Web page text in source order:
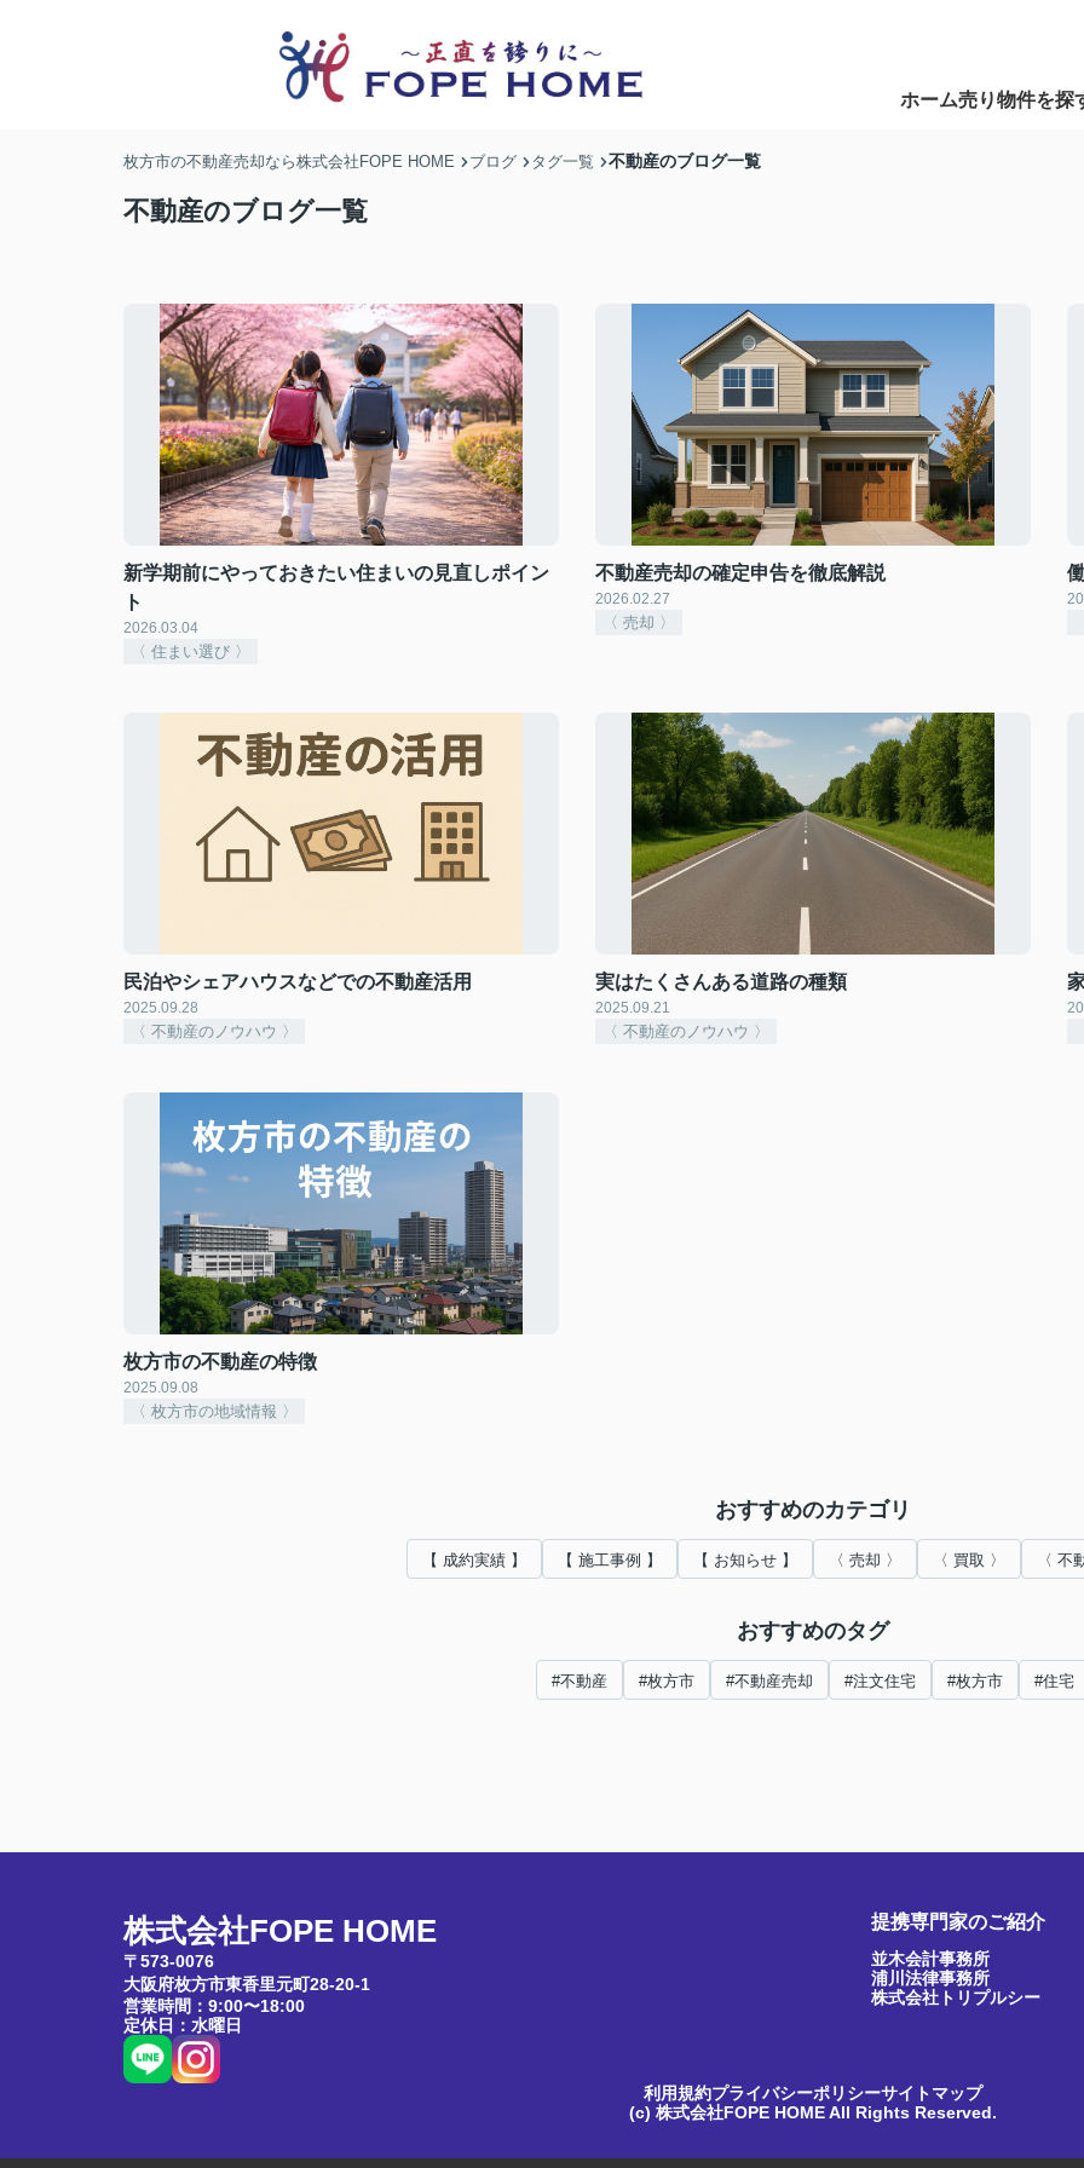
ホーム売り物件を探
枚方市の不動産売却なら株式会社FOPE HOME ブログ タグ一覧 不動産のブログ一覧
不動産のブログ一覧
新学期前にやっておきたい住まいの見直しポイン
ト
2026.03.04
〈 住まい選び 〉
不動産売却の確定申告を徹底解説
2026.02.27
〈 売却 〉
民泊やシェアハウスなどでの不動産活用
2025.09.28
〈 不動産のノウハウ 〉
実はたくさんある道路の種類
2025.09.21
〈 不動産のノウハウ 〉
枚方市の不動産の特徴
2025.09.08
〈 枚方市の地域情報 〉
おすすめのカテゴリ
【 成約実績 】 【 施工事例 】 【 お知らせ 】 〈 売却 〉 〈 買取 〉 〈 不
おすすめのタグ
#不動産 #枚方市 #不動産売却 #注文住宅 #枚方市 #住宅
株式会社FOPE HOME
〒573-0076
大阪府枚方市東香里元町28-20-1
営業時間：9:00〜18:00
定休日：水曜日
提携専門家のご紹介
並木会計事務所
浦川法律事務所
株式会社トリプルシー
利用規約プライバシーポリシーサイトマップ
(c) 株式会社FOPE HOME All Rights Reserved.